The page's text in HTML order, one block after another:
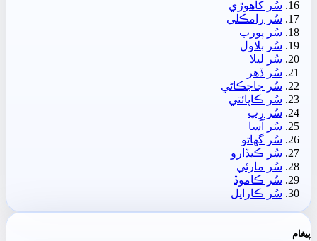
سُر کاھوڙي
سُر رامڪلي
سُر پورب
سُر بلاول
سُر ليلا
سُر ڏھر
سُر جاجڪاڻي
سُر ڪاپائتي
سُر رِپ
سُر آسا
سُر گهاتو
سُر ڪيڏارو
سُر مارئي
سُر ڪاموڏ
سُر ڪارايل
پيغام